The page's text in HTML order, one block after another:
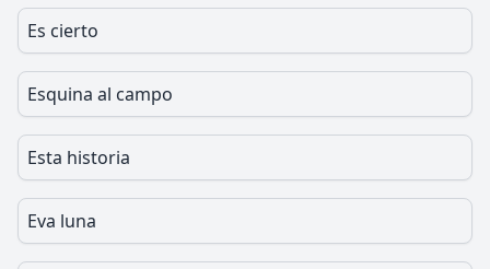
Es cierto
Esquina al campo
Esta historia
Eva luna